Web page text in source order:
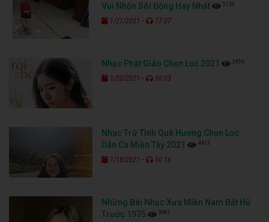
Vui Nhộn Sôi Động Hay Nhất
5150
1/21/2021 - 17:07
Nhạc Phật Giáo Chọn Lọc 2021 3956
1/20/2021 - 50:03
Nhạc Trữ Tình Quê Hương Chọn Lọc
Dân Ca Miền Tây 2021
4413
1/18/2021 - 50:16
Những Bài Nhạc Xưa Miền Nam Bất Hủ
Trước 1975
3987